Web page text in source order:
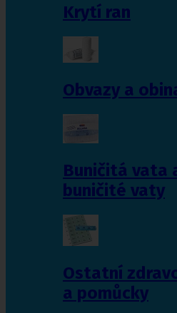
Krytí ran
Obvazy a
Buničitá vata
buničité vaty
Ostatní
a pomůcky